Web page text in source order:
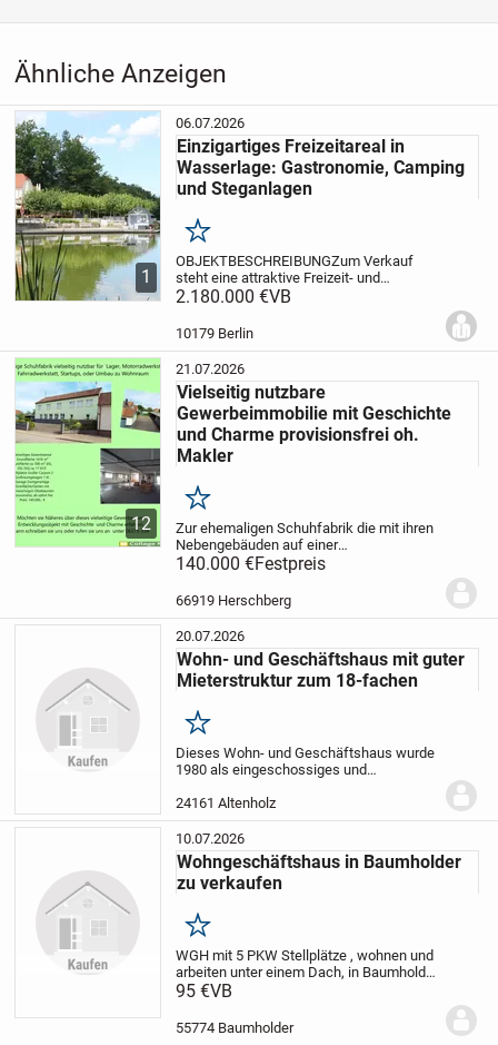
Ähnliche Anzeigen
1
06.07.2026
Einzigartiges Freizeitareal in
Wasserlage: Gastronomie, Camping
und Steganlagen
Merken
OBJEKTBESCHREIBUNGZum Verkauf
steht eine attraktive Freizeit- und
Gastronomieimmobilie in hervorragender
umfasst ein sehr gut frequentiertes
2.180.000 €VB
10179 Berlin
12
21.07.2026
Vielseitig nutzbare
Gewerbeimmobilie mit Geschichte
und Charme provisionsfrei oh.
Makler
Merken
Zur ehemaligen Schuhfabrik die mit ihren
Nebengebäuden auf einer
Grundstücksfläche von 1416 m² steht
gehören Garagen, großer Carport,
Zwingeranlage sowie eine
Grünfläche/Garten mit kleinwüchsigen...
140.000 €Festpreis
66919 Herschberg
20.07.2026
Wohn- und Geschäftshaus mit guter
Mieterstruktur zum 18-fachen
Merken
Dieses Wohn- und Geschäftshaus wurde
1980 als eingeschossiges und
massiver Bauweise errichtet. Im Jahr
1999 wurde das Objekt um ein
Vollgeschoss erweitert. Dank der...
24161 Altenholz
10.07.2026
Wohngeschäftshaus in Baumholder
zu verkaufen
Merken
WGH mit 5 PKW Stellplätze , wohnen und
arbeiten unter einem Dach, in Baumholder
sehr nah zu Amerikanische Kaserne, in
Eigentümer zu verkaufen.
95 €VB
55774 Baumholder